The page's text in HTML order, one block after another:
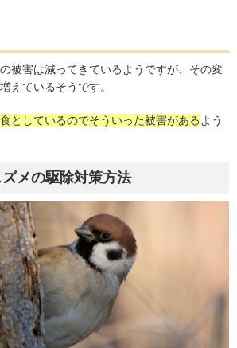
被害は減ってきているようですが、その変
えているそうです。
としているのでそういった被害があるよう
メの駆除対策方法